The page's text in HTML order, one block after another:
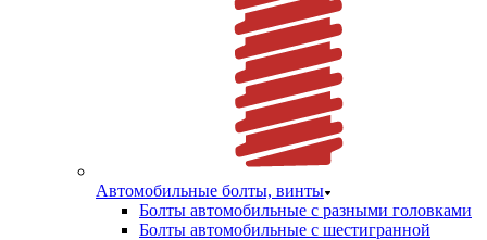
Автомобильные болты, винты
Болты автомобильные с разными головками
Болты автомобильные с шестигранной